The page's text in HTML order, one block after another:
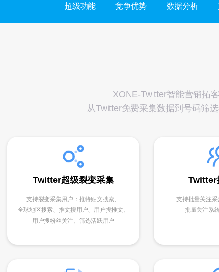
超级功能 竞争优势 数据分析
XONE-Twitter智能营销拓
从Twitter免费采集数据到号码筛
Twitter超级裂变采集
支持裂变采集用户：推特贴文搜索、
全球地区搜索、推文搜用户、用户搜推文、
用户搜粉丝关注、筛选活跃用户
Twitter
支持批量关注
批量关注系